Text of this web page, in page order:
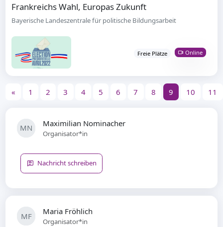
Frankreichs Wahl, Europas Zukunft
Bayerische Landeszentrale für politische Bildungsarbeit
Freie Plätze Online
« 1 2 3 4 5 6 7 8 9 10 11
MN Maximilian Nominacher
Organisator*in
Nachricht schreiben
MF Maria Fröhlich
Organisator*in